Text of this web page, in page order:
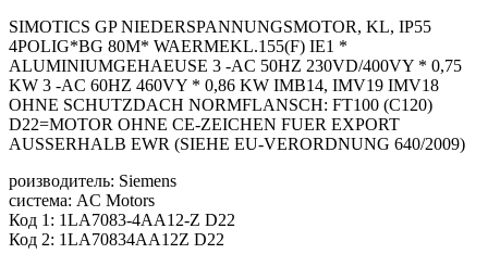
SIMOTICS GP NIEDERSPANNUNGSMOTOR, KL, IP55
4POLIG*BG 80M* WAERMEKL.155(F) IE1 *
ALUMINIUMGEHAEUSE 3 -AC 50HZ 230VD/400VY * 0,75
KW 3 -AC 60HZ 460VY * 0,86 KW IMB14, IMV19 IMV18
OHNE SCHUTZDACH NORMFLANSCH: FT100 (C120)
D22=MOTOR OHNE CE-ZEICHEN FUER EXPORT
AUSSERHALB EWR (SIEHE EU-VERORDNUNG 640/2009)
роизводитель: Siemens
система: AC Motors
Код 1: 1LA7083-4AA12-Z D22
Код 2: 1LA70834AA12Z D22